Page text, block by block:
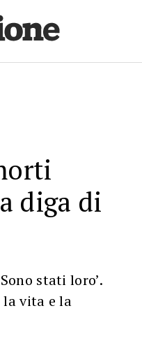
diga di
stati loro’.
vita e la